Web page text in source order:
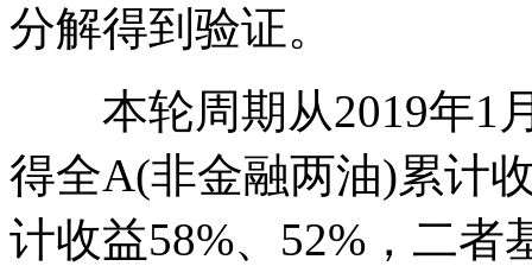
分解得到验证。
本轮周期从2019年1
得全A(非金融两油)累计
计收益58%、52%，二